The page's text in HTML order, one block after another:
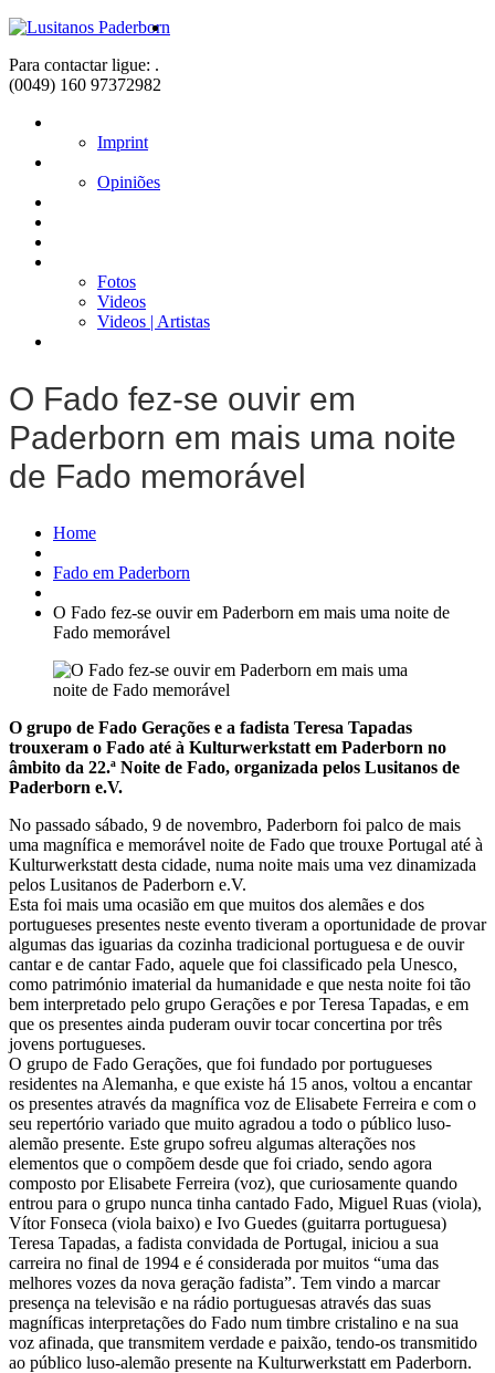
Para contactar ligue: .
(0049) 160 97372982
Imprint
Opiniões
Fotos
Videos
Videos | Artistas
O Fado fez-se ouvir em
Paderborn em mais uma noite
de Fado memorável
Home
Fado em Paderborn
O Fado fez-se ouvir em Paderborn em mais uma noite de
Fado memorável
O grupo de Fado Gerações e a fadista Teresa Tapadas
trouxeram o Fado até à Kulturwerkstatt em Paderborn no
âmbito da 22.ª Noite de Fado, organizada pelos Lusitanos de
Paderborn e.V.
No passado sábado, 9 de novembro, Paderborn foi palco de mais
uma magnífica e memorável noite de Fado que trouxe Portugal até à
Kulturwerkstatt desta cidade, numa noite mais uma vez dinamizada
pelos Lusitanos de Paderborn e.V.
Esta foi mais uma ocasião em que muitos dos alemães e dos
portugueses presentes neste evento tiveram a oportunidade de provar
algumas das iguarias da cozinha tradicional portuguesa e de ouvir
cantar e de cantar Fado, aquele que foi classificado pela Unesco,
como património imaterial da humanidade e que nesta noite foi tão
bem interpretado pelo grupo Gerações e por Teresa Tapadas, e em
que os presentes ainda puderam ouvir tocar concertina por três
jovens portugueses.
O grupo de Fado Gerações, que foi fundado por portugueses
residentes na Alemanha, e que existe há 15 anos, voltou a encantar
os presentes através da magnífica voz de Elisabete Ferreira e com o
seu repertório variado que muito agradou a todo o público luso-
alemão presente. Este grupo sofreu algumas alterações nos
elementos que o compõem desde que foi criado, sendo agora
composto por Elisabete Ferreira (voz), que curiosamente quando
entrou para o grupo nunca tinha cantado Fado, Miguel Ruas (viola),
Vítor Fonseca (viola baixo) e Ivo Guedes (guitarra portuguesa)
Teresa Tapadas, a fadista convidada de Portugal, iniciou a sua
carreira no final de 1994 e é considerada por muitos “uma das
melhores vozes da nova geração fadista”. Tem vindo a marcar
presença na televisão e na rádio portuguesas através das suas
magníficas interpretações do Fado num timbre cristalino e na sua
voz afinada, que transmitem verdade e paixão, tendo-os transmitido
ao público luso-alemão presente na Kulturwerkstatt em Paderborn.